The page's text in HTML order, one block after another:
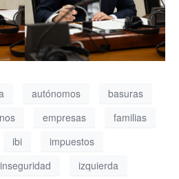
autónomos
basuras
empresas
familias
ibi
impuestos
inseguridad
izquierda